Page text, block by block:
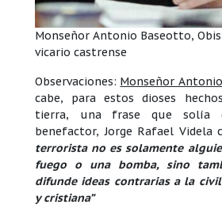
Monseñor Antonio Baseotto,
vicario castrense
Observaciones: Monseñor
cabe, para estos dioses
tierra, una frase que solía
benefactor, Jorge Rafael Videla
terrorista no es solamente
fuego o una bomba, sino
difunde ideas contrarias a la
y cristiana”